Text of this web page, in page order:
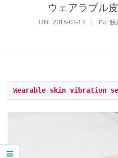
ウェアラブル
ON: 2018-03-13 IN: 触
Wearable skin vibration